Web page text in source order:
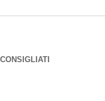
CONSIGLIATI